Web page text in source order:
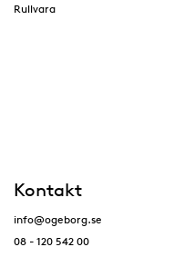
Rullvara
Kontakt
info@ogeborg.se
08 - 120 542 00